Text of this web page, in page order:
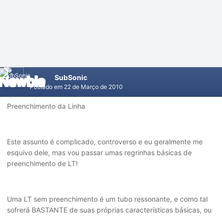
SubSonic
Postado em 22 de Março de 2010
Preenchimento da Linha
Este assunto é complicado, controverso e eu geralmente me
esquivo dele, mas vou passar umas regrinhas básicas de
preenchimento de LT!
Uma LT sem preenchimento é um tubo ressonante, e como tal
sofrerá BASTANTE de suas próprias características básicas, ou